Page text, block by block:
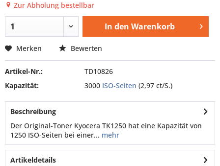
Zur Abholung bestellbar
In den Warenkorb
Merken Bewerten
Artikel-Nr.:
TD10826
Kapazität:
3000 ISO-Seiten (2,97 ct/S.)
Beschreibung
Der Original-Toner Kyocera TK1250 hat eine Kapazität von
1250 ISO-Seiten bei einer... mehr
Artikeldetails